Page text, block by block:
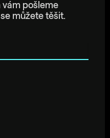
pošleme
můžete těšit.